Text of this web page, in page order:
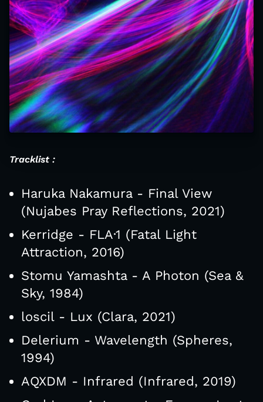
Tracklist :
Haruka Nakamura - Final View
(Nujabes Pray Reflections, 2021)
Kerridge - FLA·1 (Fatal Light
Attraction, 2016)
Stomu Yamashta - A Photon (Sea &
Sky, 1984)
loscil - Lux (Clara, 2021)
Delerium - Wavelength (Spheres,
1994)
AQXDM - Infrared (Infrared, 2019)